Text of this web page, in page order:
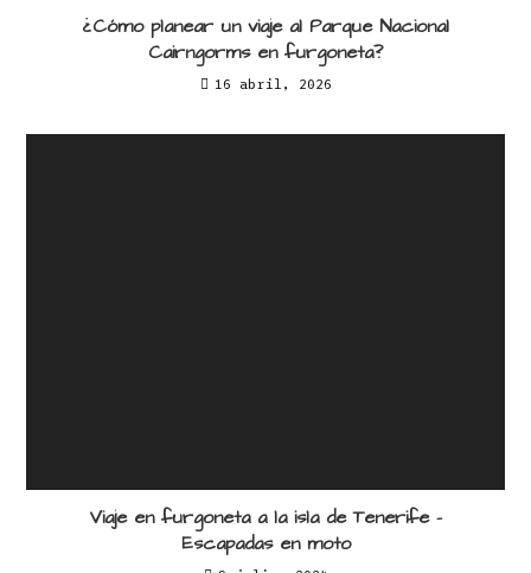
¿Cómo planear un viaje al Parque Nacional
Cairngorms en furgoneta?
16 abril, 2026
Viaje en furgoneta a la isla de Tenerife –
Escapadas en moto